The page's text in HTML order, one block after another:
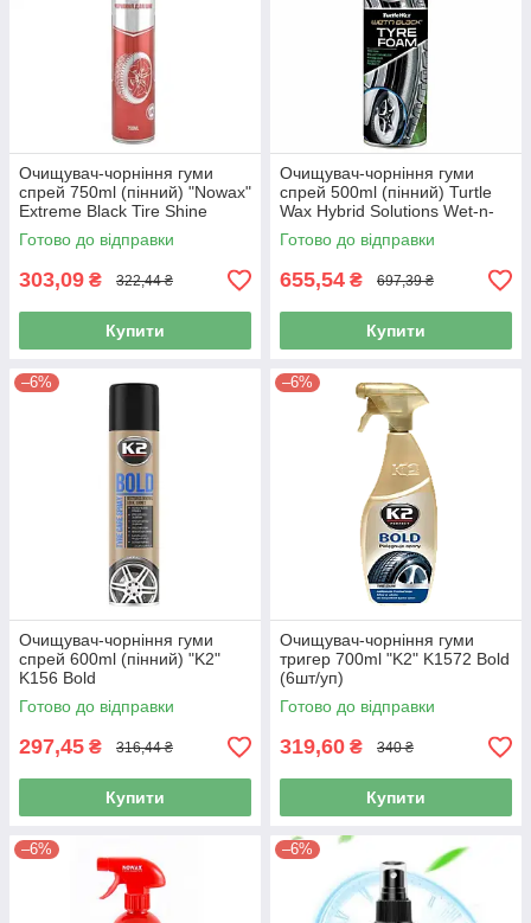
Очищувач-чорніння гуми
спрей 750ml (пінний) "Nowax"
Extreme Black Tire Shine
NX50200
Готово до відправки
303,09 ₴ 322,44 ₴
Купити
Очищувач-чорніння гуми
спрей 500ml (пінний) Turtle
Wax Hybrid Solutions Wet-n-
Black 53180
Готово до відправки
655,54 ₴ 697,39 ₴
Купити
–6%
Очищувач-чорніння гуми
спрей 600ml (пінний) "K2"
K156 Bold
Готово до відправки
297,45 ₴ 316,44 ₴
Купити
–6%
Очищувач-чорніння гуми
тригер 700ml "K2" K1572 Bold
(6шт/уп)
Готово до відправки
319,60 ₴ 340 ₴
Купити
–6% –6%